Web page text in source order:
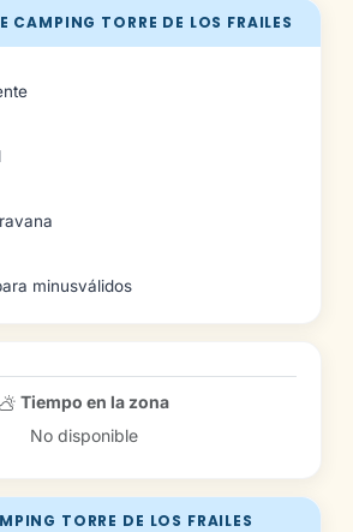
CAMPING TORRE DE LOS FRAILES
minusválidos
TORRE DE LOS FRAILES
Tiempo en la zona
No disponible